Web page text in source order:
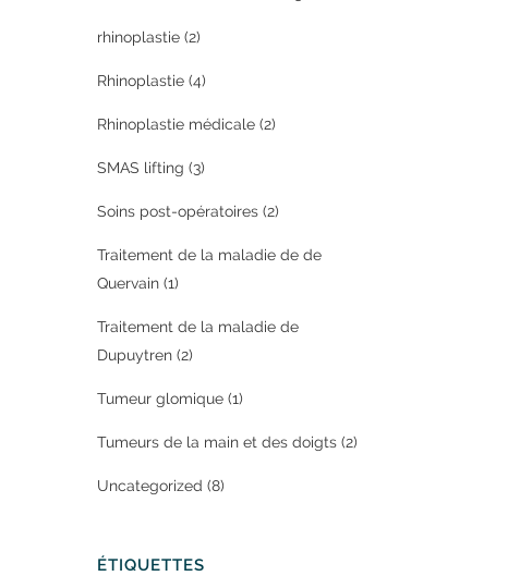
rhinoplastie (2)
Rhinoplastie (4)
Rhinoplastie médicale (2)
SMAS lifting (3)
Soins post-opératoires (2)
Traitement de la maladie de de
Quervain (1)
Traitement de la maladie de
Dupuytren (2)
Tumeur glomique (1)
Tumeurs de la main et des doigts (2)
Uncategorized (8)
ÉTIQUETTES